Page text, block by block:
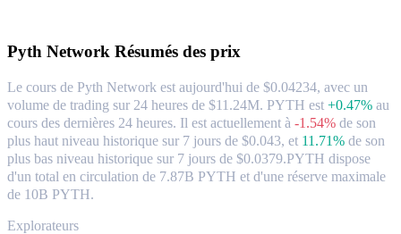
Pyth Network Résumés des prix
Le cours de Pyth Network est aujourd'hui de $0.04234, avec un
volume de trading sur 24 heures de $11.24M. PYTH est +0.47% au
cours des dernières 24 heures. Il est actuellement à -1.54% de son
plus haut niveau historique sur 7 jours de $0.043, et 11.71% de son
plus bas niveau historique sur 7 jours de $0.0379.PYTH dispose
d'un total en circulation de 7.87B PYTH et d'une réserve maximale
de 10B PYTH.
Explorateurs